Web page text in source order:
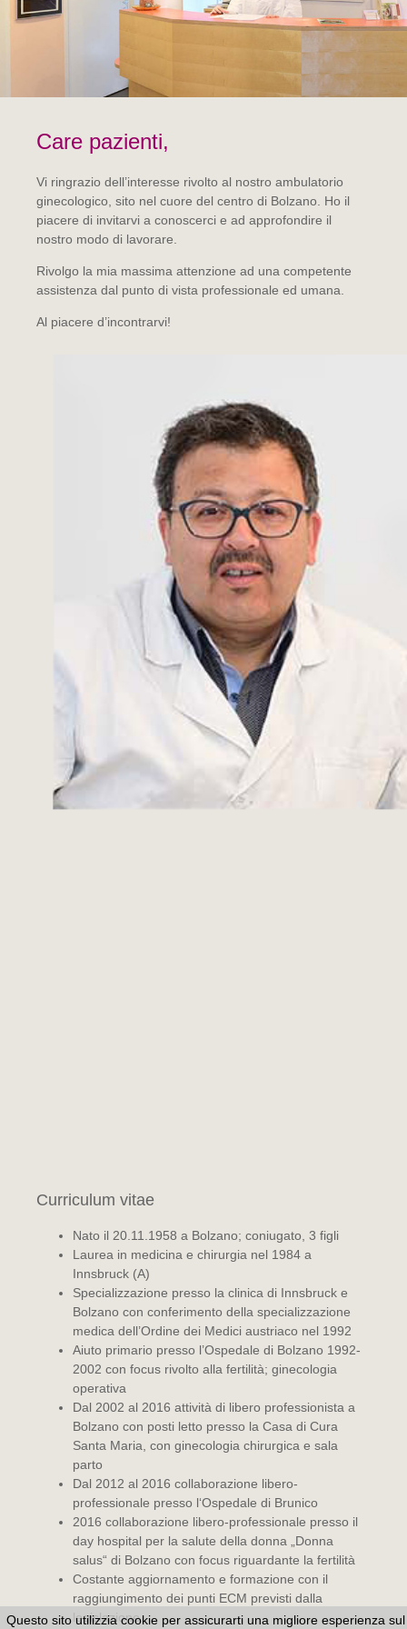
Care pazienti,
Vi ringrazio dell’interesse rivolto al nostro ambulatorio
ginecologico, sito nel cuore del centro di Bolzano. Ho il
piacere di invitarvi a conoscerci e ad approfondire il
nostro modo di lavorare.
Rivolgo la mia massima attenzione ad una competente
assistenza dal punto di vista professionale ed umana.
Al piacere d’incontrarvi!
Curriculum vitae
Nato il 20.11.1958 a Bolzano; coniugato, 3 figli
Laurea in medicina e chirurgia nel 1984 a
Innsbruck (A)
Specializzazione presso la clinica di Innsbruck e
Bolzano con conferimento della specializzazione
medica dell’Ordine dei Medici austriaco nel 1992
Aiuto primario presso l’Ospedale di Bolzano 1992-
2002 con focus rivolto alla fertilità; ginecologia
operativa
Dal 2002 al 2016 attività di libero professionista a
Bolzano con posti letto presso la Casa di Cura
Santa Maria, con ginecologia chirurgica e sala
parto
Dal 2012 al 2016 collaborazione libero-
professionale presso l‘Ospedale di Brunico
2016 collaborazione libero-professionale presso il
day hospital per la salute della donna „Donna
salus“ di Bolzano con focus riguardante la fertilità
Costante aggiornamento e formazione con il
raggiungimento dei punti ECM previsti dalla
legislazione
Questo sito utilizzia cookie per assicurarti una migliore esperienza sul